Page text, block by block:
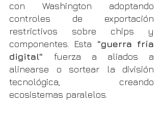
con Washington adoptando
controles de exportación
restrictivos sobre chips y
componentes. Esta
"guerra fría
digital" fuerza a aliados a
alinearse o sortear la división
tecnológica, creando
ecosistemas paralelos.